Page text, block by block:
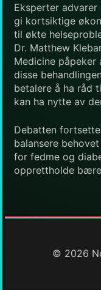
Eksperter
gi kortsiktige
til økte
Dr. Matthew
Medicine
disse
betalere å ha råd
kan ha nytte av
Debatten
balansere
for fedme og
opprettholde
© 2026